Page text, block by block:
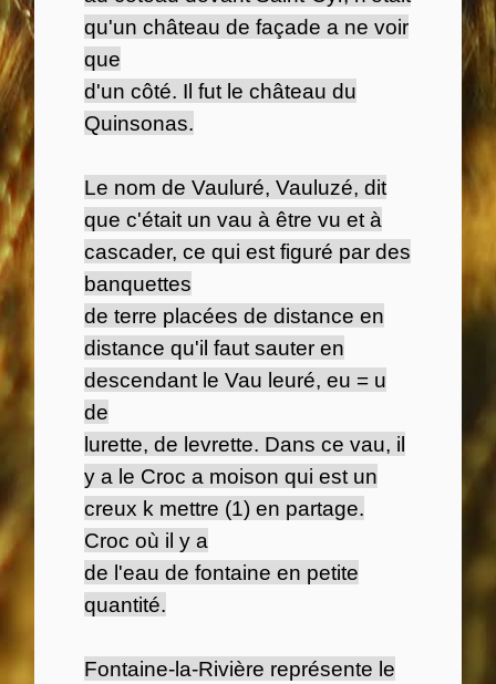
qu'un château de façade a ne voir
que
d'un côté. Il fut le château du
Quinsonas.
Le nom de Vauluré, Vauluzé, dit
que c'était un vau à être vu et à
cascader, ce qui est figuré par des
banquettes
de terre placées de distance en
distance qu'il faut sauter en
descendant le Vau leuré, eu = u
de
lurette, de levrette. Dans ce vau, il
y a le Croc a moison qui est un
creux k mettre (1) en partage.
Croc où il y a
de l'eau de fontaine en petite
quantité.
Fontaine-la-Rivière représente le